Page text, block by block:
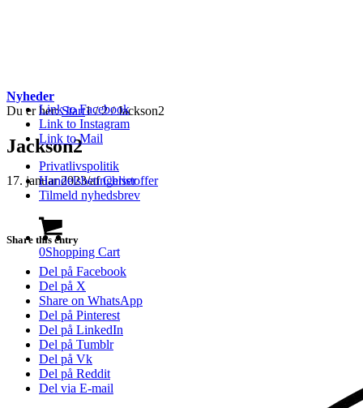
Link to Facebook
Link to Instagram
Link to Mail
Privatlivspolitik
Handelsbetingelser
Tilmeld nyhedsbrev
0Shopping Cart
Nyheder
Du er her: Start1 / 2 / Jackson2
Jackson2
17. januar 2023/afChristoffer
Share this entry
Del på Facebook
Del på X
Share on WhatsApp
Del på Pinterest
Del på LinkedIn
Del på Tumblr
Del på Vk
Del på Reddit
Del via E-mail